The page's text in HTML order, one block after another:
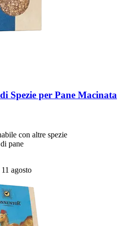
Spezie per Pane Macinata
con altre spezie
pane
agosto